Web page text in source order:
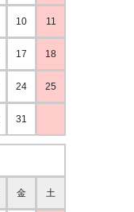
10 11
17 18
24 25
31
金 土